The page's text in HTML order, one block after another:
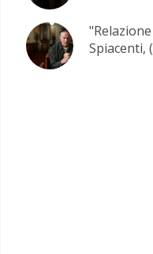
Spiacenti,